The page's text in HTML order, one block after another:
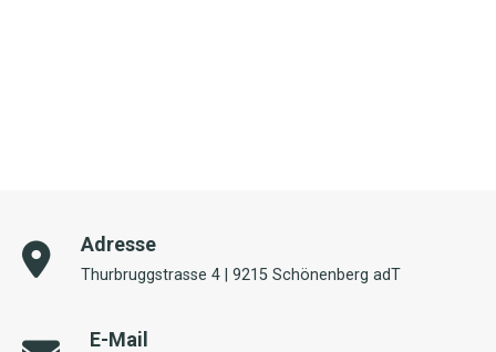
Adresse
Thurbruggstrasse 4 | 9215 Schönenberg adT
E-Mail